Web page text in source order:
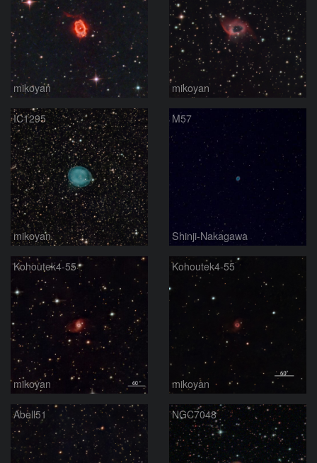
mikoyan mikoyan
IC1295
mikoyan
M57
Shinji-Nakagawa
Kohoutek4-55
mikoyan
Kohoutek4-55
mikoyan
Abell51 NGC7048